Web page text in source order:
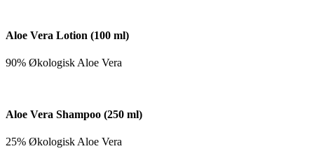
Aloe Vera Lotion (100 ml)
90% Økologisk Aloe Vera
Aloe Vera Shampoo (250 ml)
25% Økologisk Aloe Vera